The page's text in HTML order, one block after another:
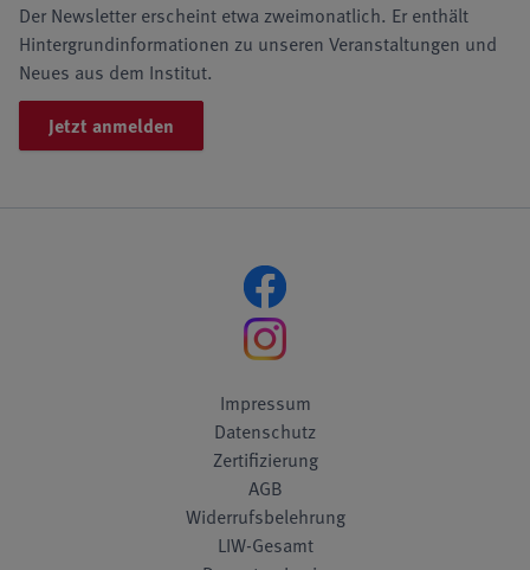
Der Newsletter erscheint etwa zweimonatlich. Er enthält
Hintergrundinformationen zu unseren Veranstaltungen und
Neues aus dem Institut.
Jetzt anmelden
Impressum
Datenschutz
Zertifizierung
AGB
Widerrufsbelehrung
LIW-Gesamt